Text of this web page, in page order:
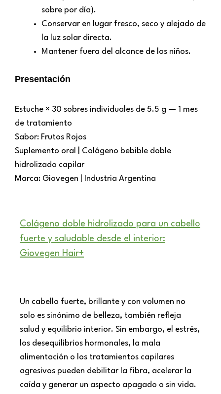
sobre por día).
Conservar en lugar fresco, seco y alejado de
la luz solar directa.
Mantener fuera del alcance de los niños.
Presentación
Estuche × 30 sobres individuales de 5.5 g — 1 mes
de tratamiento
Sabor: Frutos Rojos
Suplemento oral | Colágeno bebible doble
hidrolizado capilar
Marca: Giovegen | Industria Argentina
Colágeno doble hidrolizado para un cabello
fuerte y saludable desde el interior:
Giovegen Hair+
Un cabello fuerte, brillante y con volumen no
solo es sinónimo de belleza, también refleja
salud y equilibrio interior. Sin embargo, el estrés,
los desequilibrios hormonales, la mala
alimentación o los tratamientos capilares
agresivos pueden debilitar la fibra, acelerar la
caída y generar un aspecto apagado o sin vida.